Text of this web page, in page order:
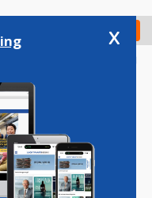
Check in
Vacatures
x